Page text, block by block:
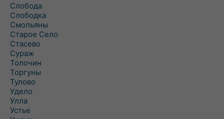
Слобода
Слободка
Смольяны
Старое Село
Стасево
Сураж
Толочин
Торгуны
Тулово
Удело
Улла
Устье